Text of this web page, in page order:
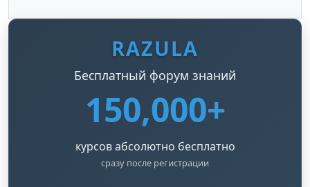
RAZULA
Бесплатный форум знаний
150,000+
курсов абсолютно бесплатно
сразу после регистрации